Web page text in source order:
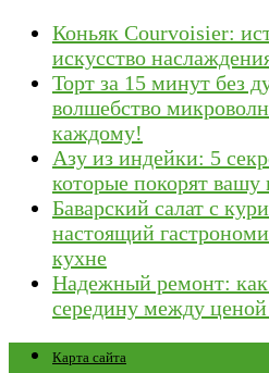
Коньяк Courvoisier:
искусство
Торт за 15 минут без
волшебство
каждому!
Азу из индейки: 5
которые покорят
Баварский салат с
настоящий
кухне
Надежный ремонт:
середину между ценой
Карта сайта